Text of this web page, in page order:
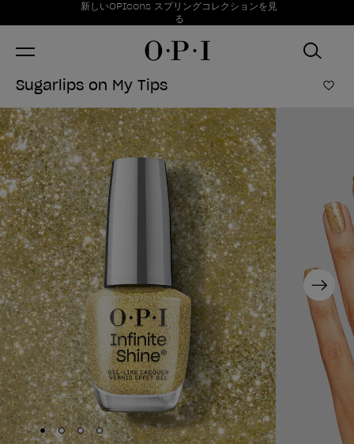
お得情報新しいOPIcons スプリングコレクションを見
る
Item 1 of 1
Sugarlips on My Tips ほ
Next
Skip to slide1
Skip to slide2
Skip to slide3
Skip to slide4